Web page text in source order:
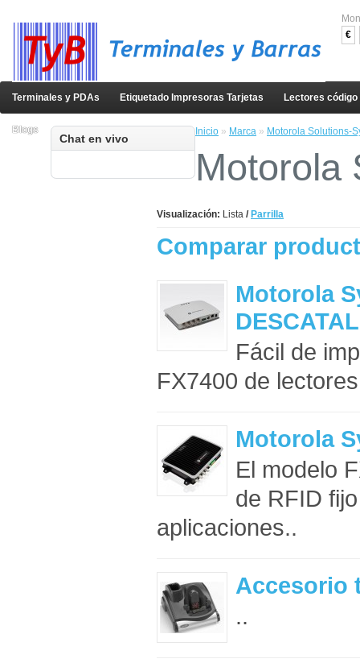
€
Terminales y PDAs Etiquetado Impresoras Tarjetas Lectores
Blogs
Chat en vivo
Inicio » Marca » Motorola Solutions-
Motorola
Visualización: Lista / Parrilla
Comparar
Motorola
Fácil de
FX7400 de
Motorola
El modelo
de RFID
aplicaciones..
Accesorio
..